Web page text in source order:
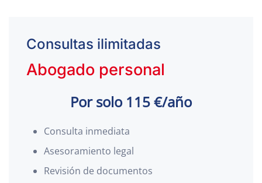
Consultas ilimitadas
Abogado personal
Por solo 115 €/año
Consulta inmediata
Asesoramiento legal
Revisión de documentos